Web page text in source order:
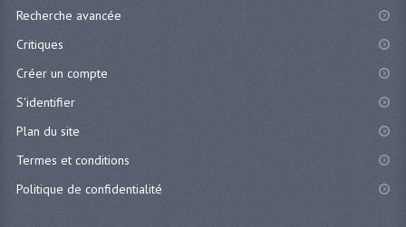
Recherche avancée
Critiques
Créer un compte
S'identifier
Plan du site
Termes et conditions
Politique de confidentialité